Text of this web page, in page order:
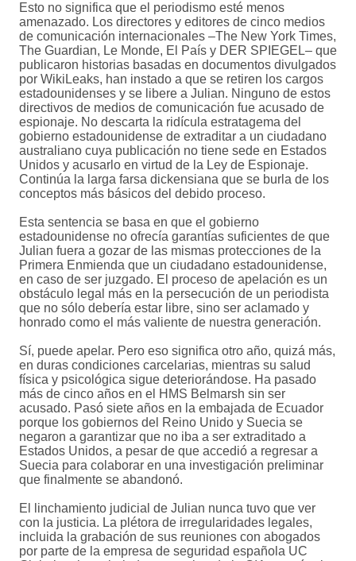
Esto no significa que el periodismo esté menos
amenazado. Los directores y editores de cinco medios
de comunicación internacionales –The New York Times,
The Guardian, Le Monde, El País y DER SPIEGEL– que
publicaron historias basadas en documentos divulgados
por WikiLeaks, han instado a que se retiren los cargos
estadounidenses y se libere a Julian. Ninguno de estos
directivos de medios de comunicación fue acusado de
espionaje. No descarta la ridícula estratagema del
gobierno estadounidense de extraditar a un ciudadano
australiano cuya publicación no tiene sede en Estados
Unidos y acusarlo en virtud de la Ley de Espionaje.
Continúa la larga farsa dickensiana que se burla de los
conceptos más básicos del debido proceso.
Esta sentencia se basa en que el gobierno
estadounidense no ofrecía garantías suficientes de que
Julian fuera a gozar de las mismas protecciones de la
Primera Enmienda que un ciudadano estadounidense,
en caso de ser juzgado. El proceso de apelación es un
obstáculo legal más en la persecución de un periodista
que no sólo debería estar libre, sino ser aclamado y
honrado como el más valiente de nuestra generación.
Sí, puede apelar. Pero eso significa otro año, quizá más,
en duras condiciones carcelarias, mientras su salud
física y psicológica sigue deteriorándose. Ha pasado
más de cinco años en el HMS Belmarsh sin ser
acusado. Pasó siete años en la embajada de Ecuador
porque los gobiernos del Reino Unido y Suecia se
negaron a garantizar que no iba a ser extraditado a
Estados Unidos, a pesar de que accedió a regresar a
Suecia para colaborar en una investigación preliminar
que finalmente se abandonó.
El linchamiento judicial de Julian nunca tuvo que ver
con la justicia. La plétora de irregularidades legales,
incluida la grabación de sus reuniones con abogados
por parte de la empresa de seguridad española UC